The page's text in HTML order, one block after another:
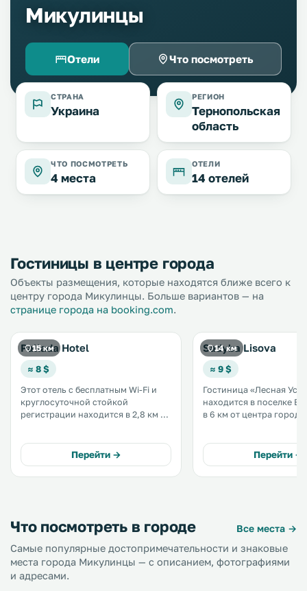
Микулинцы
Отели Что посмотреть
СТРАНА
Украина
РЕГИОН
Тернопольская
область
ЧТО ПОСМОТРЕТЬ
4 места
ОТЕЛИ
14 отелей
Гостиницы в центре города
Объекты размещения, которые находятся ближе всего к
центру города Микулинцы. Больше вариантов — на
странице города на booking.com.
15 км
Pallada Hotel
≈ 8 $
Этот отель с бесплатным Wi-Fi и
круглосуточной стойкой
регистрации находится в 2,8 км от
оформленные номера с
кондиционером. .
Перейти →
14 км
Sadyba Lisova
≈ 9 $
Гостиница «Лесная
находится в поселке
в 6 км от центра города
заказать блюда, а также
бесплатный WiFi и
частная парковка. .
Перейти →
Что посмотреть в городе
Все места →
Самые популярные достопримечательности и знаковые
места города Микулинцы — с описанием, фотографиями
и адресами.